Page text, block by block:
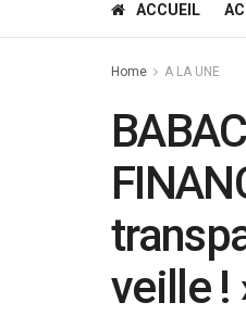
ACCUEIL
Home A LA UNE
veille !